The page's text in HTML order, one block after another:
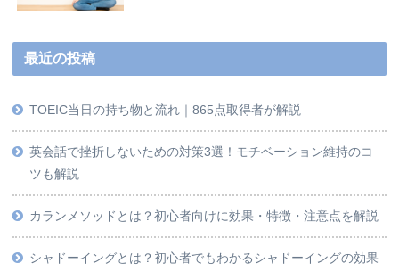
最近の投稿
TOEIC当日の持ち物と流れ｜865点取得者が解説
英会話で挫折しないための対策3選！モチベーション維持のコ
ツも解説
カランメソッドとは？初心者向けに効果・特徴・注意点を解説
シャドーイングとは？初心者でもわかるシャドーイングの効果